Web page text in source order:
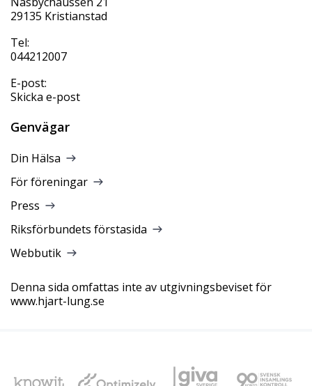
29135 Kristianstad
Tel:
044212007
E-post:
Skicka e-post
Genvägar
Din Hälsa
För föreningar
Press
Riksförbundets förstasida
Webbutik
Denna sida omfattas inte av utgivningsbeviset för
www.hjart-lung.se